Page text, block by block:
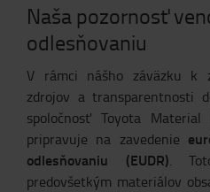
Naša pozornosť
odlesňovaniu
V rámci nášho záväzku k
zdrojov a transparentnosti
spoločnosť Toyota
pripravuje na zavedenie
odlesňovaniu (EUDR).
predovšetkým materiálov